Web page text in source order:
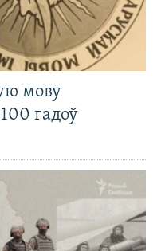
мову
гадоў